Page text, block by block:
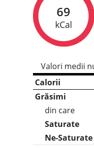
69
kCal
Valori medii
Calorii
Grăsimi
din care
Saturate
Ne-Saturate